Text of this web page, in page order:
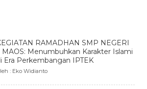
RAMADHAN SMP NEGERI
MAOS: Menumbuhkan Karakter Islami
Era Perkembangan IPTEK
: Eko Widianto